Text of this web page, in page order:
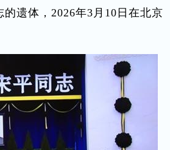
遗体，2026年3月10日在北京